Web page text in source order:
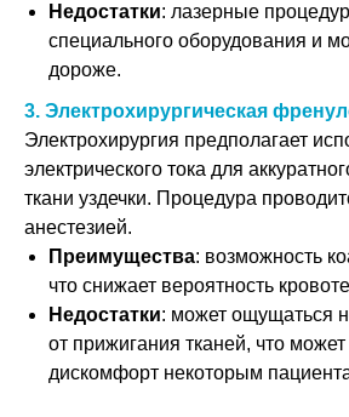
Недостатки: лазерные
специального оборудования и
дороже.
3. Электрохирургическая
Электрохирургия предполагает
электрического тока для
ткани уздечки. Процедура
анестезией.
Преимущества: возможность
что снижает вероятность
Недостатки: может ощущаться
от прижигания тканей, что может
дискомфорт некоторым